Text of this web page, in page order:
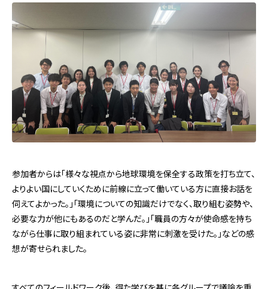
参加者からは「様々な視点から地球環境を保全する政策を打ち立て、
よりよい国にしていくために前線に立って働いている方に直接お話を
伺えてよかった。」「環境についての知識だけでなく、取り組む姿勢や、
必要な力が他にもあるのだと学んだ。」 「職員の方々が使命感を持ち
ながら仕事に取り組まれている姿に非常に刺激を受けた。」などの感
想が寄せられました。